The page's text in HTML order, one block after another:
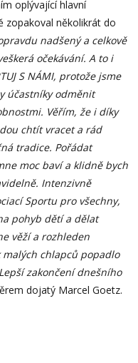
oplývající hlavní
zopakoval několikrát do
nadšený a celkově
očekávání. A to i
S NÁMI, protože jsme
účastníky odměnit
Věřím, že i díky
chtít vracet a rád
tradice. Pořádat
moc baví a klidně bych
Intenzivně
Sportu pro všechny,
pohyb dětí a dělat
věží a rozhleden
chlapců popadlo
zakončení dnešního
dojatý Marcel Goetz.